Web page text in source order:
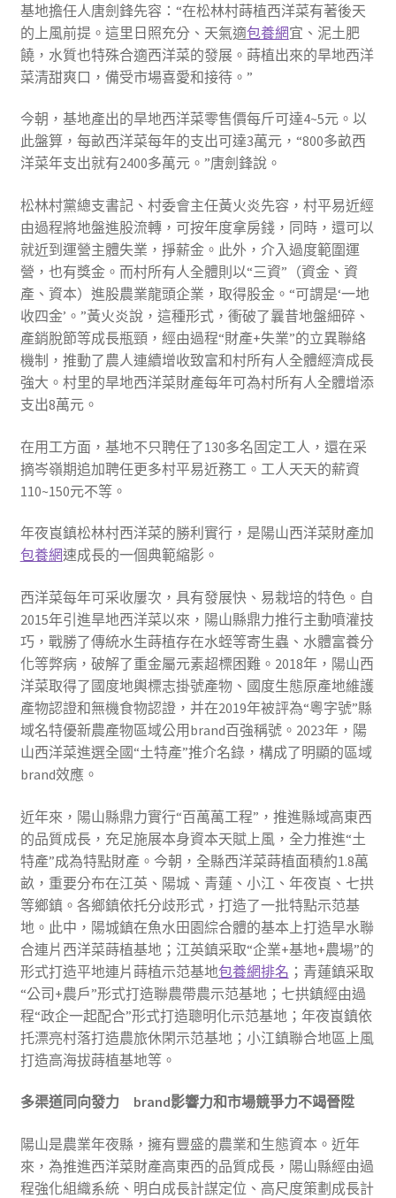
基地擔任人唐劍鋒先容：“在松林村蒔植西洋菜有著後天
的上風前提。這里日照充分、天氣適包養網宜、泥土肥
饒，水質也特殊合適西洋菜的發展。蒔植出來的旱地西洋
菜清甜爽口，備受市場喜愛和接待。”
今朝，基地產出的旱地西洋菜零售價每斤可達4~5元。以
此盤算，每畝西洋菜每年的支出可達3萬元，“800多畝西
洋菜年支出就有2400多萬元。”唐劍鋒說。
松林村黨總支書記、村委會主任黃火炎先容，村平易近經
由過程將地盤進股流轉，可按年度拿房錢，同時，還可以
就近到運營主體失業，掙薪金。此外，介入過度範圍運
營，也有獎金。而村所有人全體則以“三資”（資金、資
產、資本）進股農業龍頭企業，取得股金。“可謂是‘一地
收四金’。”黃火炎說，這種形式，衝破了曩昔地盤細碎、
產銷脫節等成長瓶頸，經由過程“財產+失業”的立異聯絡
機制，推動了農人連續增收致富和村所有人全體經濟成長
強大。村里的旱地西洋菜財產每年可為村所有人全體增添
支出8萬元。
在用工方面，基地不只聘任了130多名固定工人，還在采
摘岑嶺期追加聘任更多村平易近務工。工人天天的薪資
110~150元不等。
年夜崀鎮松林村西洋菜的勝利實行，是陽山西洋菜財產加
包養網速成長的一個典範縮影。
西洋菜每年可采收屢次，具有發展快、易栽培的特色。自
2015年引進旱地西洋菜以來，陽山縣鼎力推行主動噴灌技
巧，戰勝了傳統水生蒔植存在水蛭等寄生蟲、水體富養分
化等弊病，破解了重金屬元素超標困難。2018年，陽山西
洋菜取得了國度地輿標志掛號產物、國度生態原產地維護
產物認證和無機食物認證，并在2019年被評為“粵字號”縣
域名特優新農產物區域公用brand百強稱號。2023年，陽
山西洋菜進選全國“土特產”推介名錄，構成了明顯的區域
brand效應。
近年來，陽山縣鼎力實行“百萬萬工程”，推進縣域高東西
的品質成長，充足施展本身資本天賦上風，全力推進“土
特產”成為特點財產。今朝，全縣西洋菜蒔植面積約1.8萬
畝，重要分布在江英、陽城、青蓮、小江、年夜崀、七拱
等鄉鎮。各鄉鎮依托分歧形式，打造了一批特點示范基
地。此中，陽城鎮在魚水田園綜合體的基本上打造旱水聯
合連片西洋菜蒔植基地；江英鎮采取“企業+基地+農場”的
形式打造平地連片蒔植示范基地包養網排名 ；青蓮鎮采取
“公司+農戶”形式打造聯農帶農示范基地；七拱鎮經由過
程“政企一起配合”形式打造聰明化示范基地；年夜崀鎮依
托漂亮村落打造農旅休閑示范基地；小江鎮聯合地區上風
打造高海拔蒔植基地等。
多渠道同向發力 brand影響力和市場競爭力不竭晉陞
陽山是農業年夜縣，擁有豐盛的農業和生態資本。近年
來，為推進西洋菜財產高東西的品質成長，陽山縣經由過
程強化組織系統、明白成長計謀定位、高尺度策劃成長計